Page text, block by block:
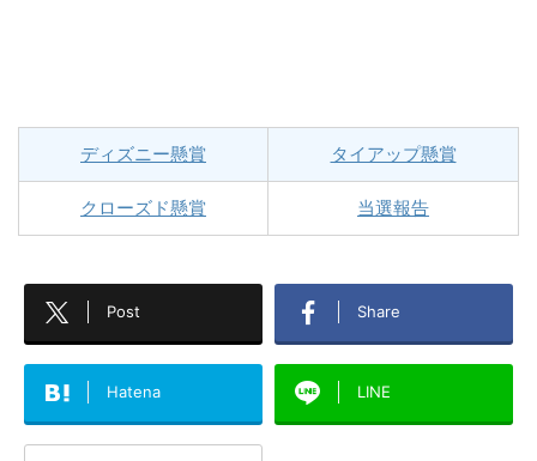
ディズニー懸賞 タイアップ懸賞
クローズド懸賞 当選報告
Post Share
Hatena LINE